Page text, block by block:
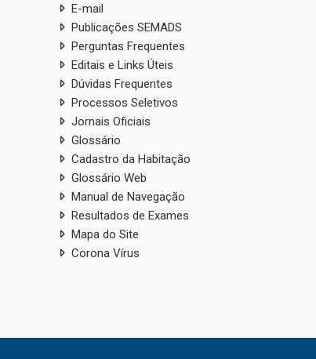
E-mail
Publicações SEMADS
Perguntas Frequentes
Editais e Links Úteis
Dúvidas Frequentes
Processos Seletivos
Jornais Oficiais
Glossário
Cadastro da Habitação
Glossário Web
Manual de Navegação
Resultados de Exames
Mapa do Site
Corona Vírus